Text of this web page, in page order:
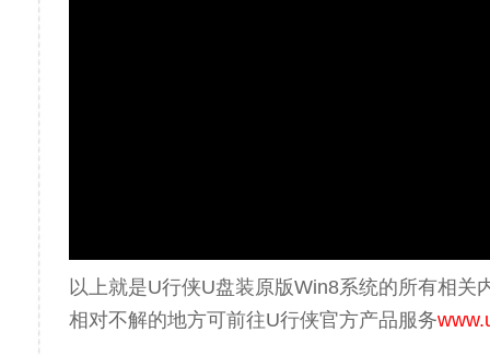
以上就是U行侠U盘装原版Win8系统的所有相
相对不解的地方可前往U行侠官方产品服务